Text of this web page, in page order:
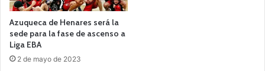
Azuqueca de Henares será la
sede para la fase de ascenso a
Liga EBA
2 de mayo de 2023